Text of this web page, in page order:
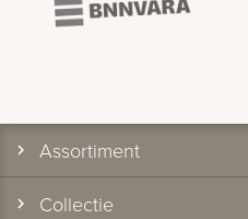
Assortiment
Collectie